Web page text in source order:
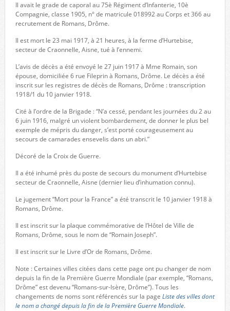
Il avait le grade de caporal au 75è Régiment d’Infanterie, 10è
Compagnie, classe 1905, n° de matricule 018992 au Corps et 366 au
recrutement de Romans, Drôme.
Il est mort le 23 mai 1917, à 21 heures, à la ferme d’Hurtebise,
secteur de Craonnelle, Aisne, tué à l’ennemi.
L’avis de décès a été envoyé le 27 juin 1917 à Mme Romain, son
épouse, domiciliée 6 rue Fileprin à Romans, Drôme. Le décès a été
inscrit sur les registres de décès de Romans, Drôme : transcription
1918/1 du 10 janvier 1918.
Cité à l’ordre de la Brigade : “N’a cessé, pendant les journées du 2 au
6 juin 1916, malgré un violent bombardement, de donner le plus bel
exemple de mépris du danger, s’est porté courageusement au
secours de camarades ensevelis dans un abri.”
Décoré de la Croix de Guerre.
Il a été inhumé près du poste de secours du monument d’Hurtebise
secteur de Craonnelle, Aisne (dernier lieu d’inhumation connu).
Le jugement “Mort pour la France” a été transcrit le 10 janvier 1918 à
Romans, Drôme.
Il est inscrit sur la plaque commémorative de l’Hôtel de Ville de
Romans, Drôme, sous le nom de “Romain Joseph”.
Il est inscrit sur le Livre d’Or de Romans, Drôme.
Note : Certaines villes citées dans cette page ont pu changer de nom
depuis la fin de la Première Guerre Mondiale (par exemple, “Romans,
Drôme” est devenu “Romans-sur-Isère, Drôme”). Tous les
changements de noms sont référencés sur la page Liste des villes dont
le nom a changé depuis la fin de la Première Guerre Mondiale.